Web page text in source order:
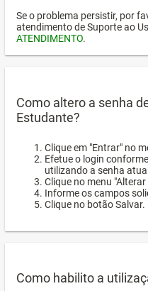
Se o problema persistir, por
atendimento de Suporte ao
ATENDIMENTO.
Como altero a senha
Estudante?
Clique em "Entrar" no
Efetue o login
utilizando a senha
Clique no menu "Alterar
Informe os campos
Clique no botão Salvar.
Como habilito a